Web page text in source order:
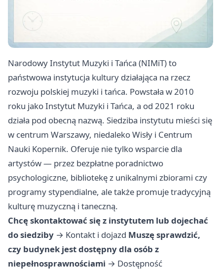
Narodowy Instytut Muzyki i Tańca (NIMiT) to
państwowa instytucja kultury działająca na rzecz
rozwoju polskiej muzyki i tańca. Powstała w 2010
roku jako Instytut Muzyki i Tańca, a od 2021 roku
działa pod obecną nazwą. Siedziba instytutu mieści się
w centrum Warszawy, niedaleko Wisły i Centrum
Nauki Kopernik. Oferuje nie tylko wsparcie dla
artystów — przez bezpłatne poradnictwo
psychologiczne, bibliotekę z unikalnymi zbiorami czy
programy stypendialne, ale także promuje tradycyjną
kulturę muzyczną i taneczną.
Chcę skontaktować się z instytutem lub dojechać
do siedziby → Kontakt i dojazd Muszę sprawdzić,
czy budynek jest dostępny dla osób z
niepełnosprawnościami → Dostępność